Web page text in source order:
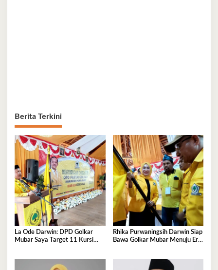
Berita Terkini
La Ode Darwin: DPD Golkar
Mubar Saya Target 11 Kursi
Rhika Purwaningsih Darwin Siap
Bawa Golkar Mubar Menuju Era